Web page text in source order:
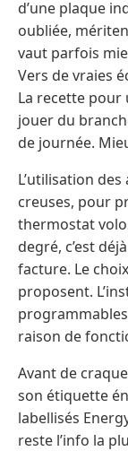
d’une plaque
oubliée,
vaut parfois
Vers de vraies
La recette pour
jouer du
de journée.
L’utilisation
creuses, pour
thermostat
degré, c’est
facture. Le
proposent.
raison de
Avant de
son étiquette
labellisés
reste l’info la